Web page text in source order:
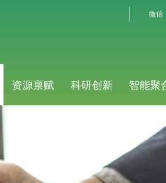
资源禀赋 科研创新 智能聚
微信